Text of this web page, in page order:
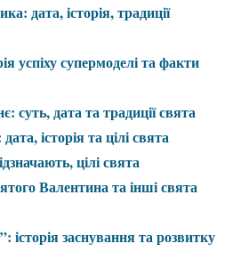
дата, історія, традиції
успіху супермоделі та факти
суть, дата та традиції свята
історія та цілі свята
цілі свята
Валентина та інші свята
історія заснування та розвитку